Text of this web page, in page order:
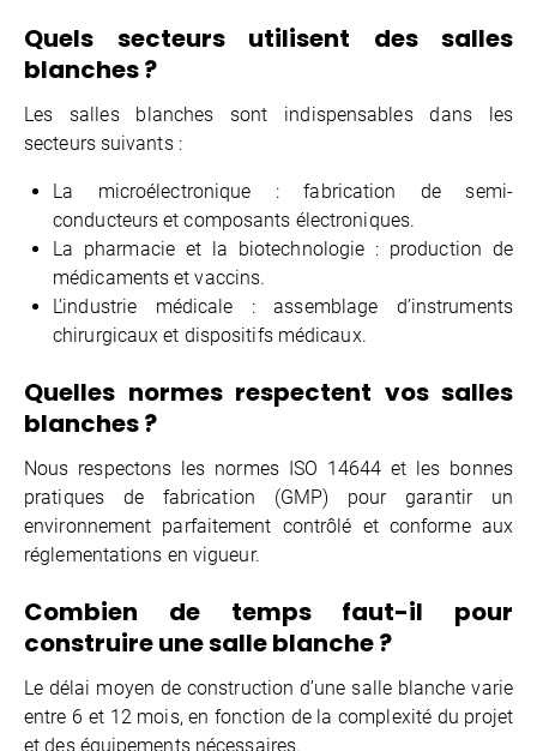
Quels secteurs utilisent des salles
blanches ?
Les salles blanches sont indispensables dans les
secteurs suivants :
La microélectronique : fabrication de semi-
conducteurs et composants électroniques.
La pharmacie et la biotechnologie : production de
médicaments et vaccins.
L’industrie médicale : assemblage d’instruments
chirurgicaux et dispositifs médicaux.
Quelles normes respectent vos salles
blanches ?
Nous respectons les normes ISO 14644 et les bonnes
pratiques de fabrication (GMP) pour garantir un
environnement parfaitement contrôlé et conforme aux
réglementations en vigueur.
Combien de temps faut-il pour
construire une salle blanche ?
Le délai moyen de construction d’une salle blanche varie
entre 6 et 12 mois, en fonction de la complexité du projet
et des équipements nécessaires.